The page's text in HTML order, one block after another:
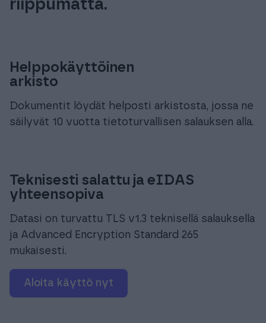
riippumatta.
Helppokäyttöinen
arkisto
Dokumentit löydät helposti arkistosta, jossa ne
säilyvät 10 vuotta tietoturvallisen salauksen alla.
Teknisesti salattu ja eIDAS
yhteensopiva
Datasi on turvattu TLS v1.3 teknisellä salauksella
ja Advanced Encryption Standard 265
mukaisesti.
Aloita käyttö nyt